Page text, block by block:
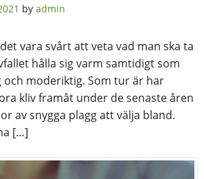
by admin
vara svårt att veta vad man ska ta
hålla sig varm samtidigt som
och moderiktig. Som tur är har
kliv framåt under de senaste åren
av snygga plagg att välja bland.
[…]